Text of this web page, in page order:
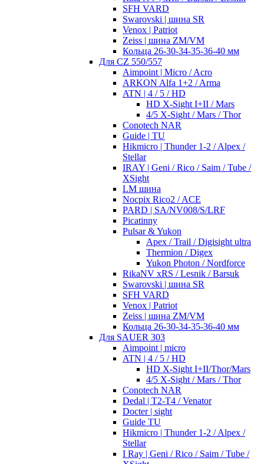
SFH VARD
Swarovski | шина SR
Venox | Patriot
Zeiss | шина ZM/VM
Кольца 26-30-34-35-36-40 мм
Для CZ 550/557
Aimpoint | Micro / Acro
ARKON Alfa 1+2 / Arma
ATN | 4 / 5 / HD
HD X-Sight I+II / Mars
4/5 X-Sight / Mars / Thor
Conotech NAR
Guide | TU
Hikmicro | Thunder 1-2 / Alpex /
Stellar
IRAY | Geni / Rico / Saim / Tube /
XSight
LM шина
Nocpix Rico2 / ACE
PARD | SA/NV008/S/LRF
Picatinny
Pulsar & Yukon
Apex / Trail / Digisight ultra
Thermion / Digex
Yukon Photon / Nordforce
RikaNV xRS / Lesnik / Barsuk
Swarovski | шина SR
SFH VARD
Venox | Patriot
Zeiss | шина ZM/VM
Кольца 26-30-34-35-36-40 мм
Для SAUER 303
Aimpoint | micro
ATN | 4 / 5 / HD
HD X-Sight I+II/Thor/Mars
4/5 X-Sight / Mars / Thor
Conotech NAR
Dedal | T2-T4 / Venator
Docter | sight
Guide TU
Hikmicro | Thunder 1-2 / Alpex /
Stellar
I Ray | Geni / Rico / Saim / Tube /